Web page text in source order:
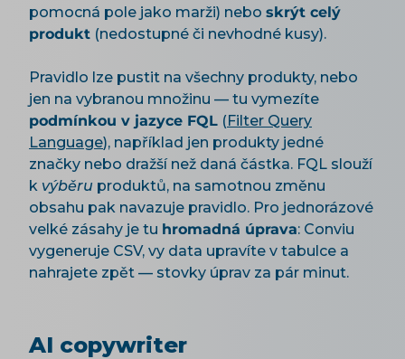
pomocná pole jako marži) nebo skrýt celý
produkt (nedostupné či nevhodné kusy).
Pravidlo lze pustit na všechny produkty, nebo
jen na vybranou množinu — tu vymezíte
podmínkou v jazyce FQL (Filter Query
Language), například jen produkty jedné
značky nebo dražší než daná částka. FQL slouží
k výběru produktů, na samotnou změnu
obsahu pak navazuje pravidlo. Pro jednorázové
velké zásahy je tu hromadná úprava: Conviu
vygeneruje CSV, vy data upravíte v tabulce a
nahrajete zpět — stovky úprav za pár minut.
AI copywriter